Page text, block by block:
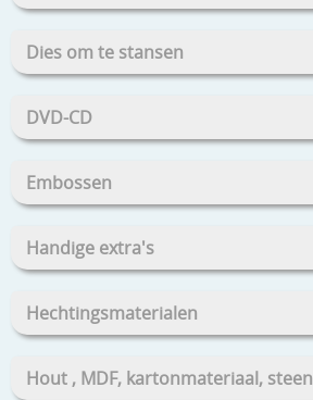
Dies om te stansen
DVD-CD
Embossen
Handige extra's
Hechtingsmaterialen
Hout , MDF, kartonmateriaal, steen